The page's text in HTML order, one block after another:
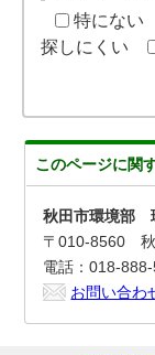
特にない
探しにくい
このページに関
秋田市環境部
〒010-8560
電話：018-
お問い合わ